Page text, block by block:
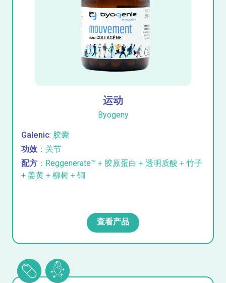
运动
Byogeny
Galenic: 胶囊
功效 ：关节
配方 ：Reggenerate™ + 胶原蛋白 + 透明质酸 + 竹子
+ 姜黄 + 柳树 + 铜
查看产品